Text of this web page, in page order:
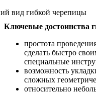
Ключевые достоинства
простота
сделать быстро
специальные
возможность
сложных
относительно